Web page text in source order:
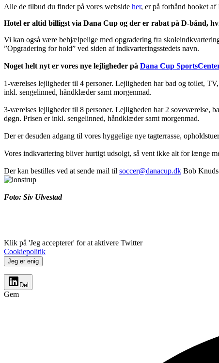
Alle de tilbud du finder på vores webside her, er på forhånd booket af
Hotel er altid billigst via Dana Cup og der er rabat på D-bånd,
Vi kan også være behjælpelige med opgradering fra
”Opgradering for hold” ved siden af indkvarteringsstedets navn.
Noget helt nyt er vores nye lejligheder på Dana Cup
1-værelses lejligheder til 4 personer. Lejligheden har bad og toilet,
inkl. sengelinned, håndklæder samt morgenmad.
3-værelses lejligheder til 8 personer. Lejligheden har 2 soveværelse,
døgn. Prisen er inkl. sengelinned, håndklæder samt morgenmad.
Der er desuden adgang til vores hyggelige nye tagterrasse,
Vores indkvartering bliver hurtigt udsolgt, så vent ikke alt for længe
Der kan bestilles ved at sende mail til soccer@danacup.dk Bob
Foto: Siv Ulvestad
Klik på 'Jeg accepterer' for at aktivere Twitter
Cookiepolitik
Jeg er enig
Del
Gem